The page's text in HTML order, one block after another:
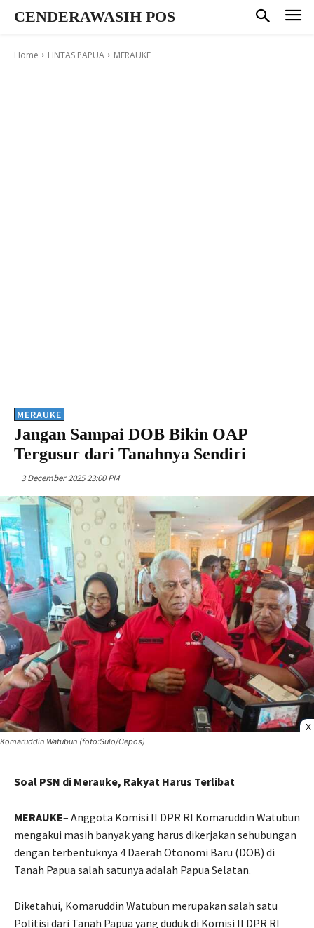
CENDERAWASIH POS
Home LINTAS PAPUA MERAUKE
MERAUKE
Jangan Sampai DOB Bikin OAP
Tergusur dari Tanahnya Sendiri
3 December 2025 23:00 PM
X
Komaruddin Watubun (foto:Sulo/Cepos)
Soal PSN di Merauke, Rakyat Harus Terlibat
MERAUKE– Anggota Komisi II DPR RI Komaruddin Watubun
mengakui masih banyak yang harus dikerjakan sehubungan
dengan terbentuknya 4 Daerah Otonomi Baru (DOB) di
Tanah Papua salah satunya adalah Papua Selatan.
Diketahui, Komaruddin Watubun merupakan salah satu
Politisi dari Tanah Papua yang duduk di Komisi II DPR RI